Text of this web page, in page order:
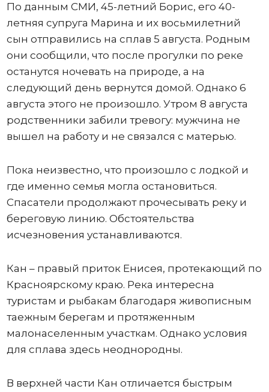
По данным СМИ, 45-летний Борис, его 40-
летняя супруга Марина и их восьмилетний
сын отправились на сплав 5 августа. Родным
они сообщили, что после прогулки по реке
останутся ночевать на природе, а на
следующий день вернутся домой. Однако 6
августа этого не произошло. Утром 8 августа
родственники забили тревогу: мужчина не
вышел на работу и не связался с матерью.
Пока неизвестно, что произошло с лодкой и
где именно семья могла остановиться.
Спасатели продолжают прочесывать реку и
береговую линию. Обстоятельства
исчезновения устанавливаются.
Кан – правый приток Енисея, протекающий по
Красноярскому краю. Река интересна
туристам и рыбакам благодаря живописным
таежным берегам и протяженным
малонаселенным участкам. Однако условия
для сплава здесь неоднородны.
В верхней части Кан отличается быстрым